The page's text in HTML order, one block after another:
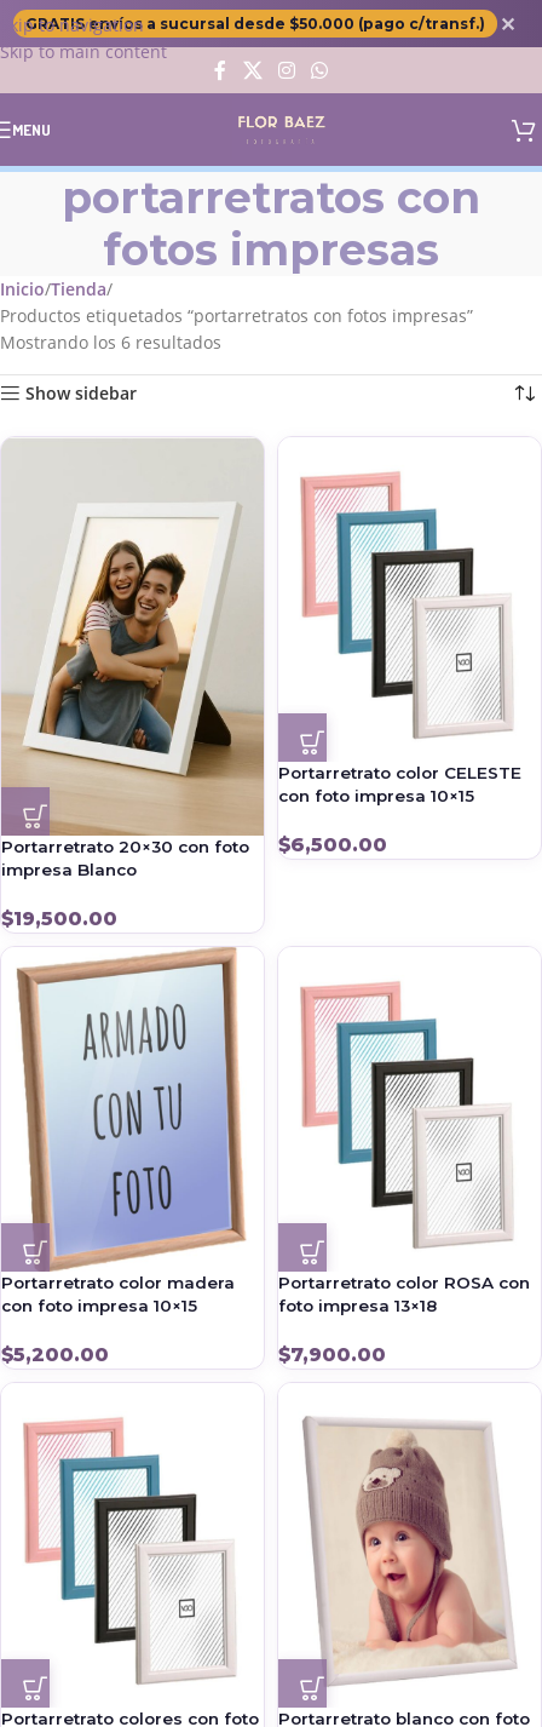
Skip to navigation
Skip to main content
GRATIS envíos a sucursal desde $50.000 (pago c/transf.) ✕
MENU
portarretratos con
fotos impresas
Inicio Tienda
Productos etiquetados “portarretratos con fotos impresas”
Mostrando los 6 resultados
Show sidebar
Portarretrato 20×30 con foto
impresa Blanco
$19,500.00
Portarretrato color CELESTE
con foto impresa 10×15
$6,500.00
Portarretrato color madera
con foto impresa 10×15
$5,200.00
Portarretrato color ROSA con
foto impresa 13×18
$7,900.00
Portarretrato colores con foto
Portarretrato blanco con foto